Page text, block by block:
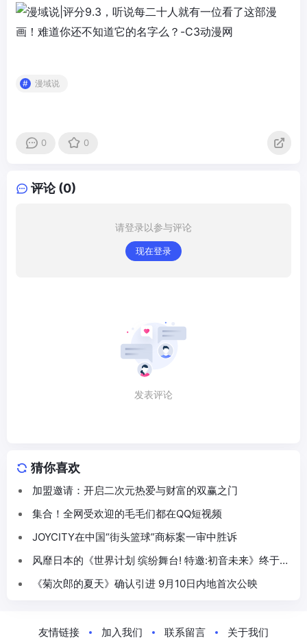
漫域说
0 0
评论 (0)
请登录以参与评论
现在登录
发表评论
猜你喜欢
加盟邀请：开启二次元热爱与财富的双赢之门
集合！全网受欢迎的毛毛们都在QQ短视频
JOYCITY在中国“街头篮球”商标案一审中胜诉
风靡日本的《世界计划 缤纷舞台! 特邀:初音未来》终于在
中国登场!朝夕光年负责亚洲发行
《菊次郎的夏天》确认引进 9月10日内地首次公映
友情链接 加入我们 联系留言 关于我们